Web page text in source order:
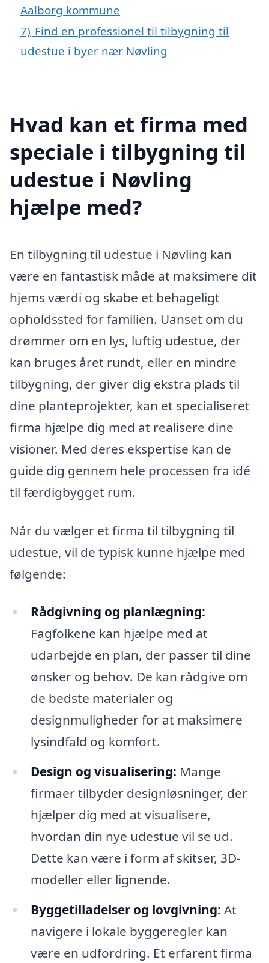
Aalborg kommune
7) Find en professionel til tilbygning til
udestue i byer nær Nøvling
Hvad kan et firma med
speciale i tilbygning til
udestue i Nøvling
hjælpe med?
En tilbygning til udestue i Nøvling kan
være en fantastisk måde at maksimere dit
hjems værdi og skabe et behageligt
opholdssted for familien. Uanset om du
drømmer om en lys, luftig udestue, der
kan bruges året rundt, eller en mindre
tilbygning, der giver dig ekstra plads til
dine planteprojekter, kan et specialiseret
firma hjælpe dig med at realisere dine
visioner. Med deres ekspertise kan de
guide dig gennem hele processen fra idé
til færdigbygget rum.
Når du vælger et firma til tilbygning til
udestue, vil de typisk kunne hjælpe med
følgende:
Rådgivning og planlægning:
Fagfolkene kan hjælpe med at
udarbejde en plan, der passer til dine
ønsker og behov. De kan rådgive om
de bedste materialer og
designmuligheder for at maksimere
lysindfald og komfort.
Design og visualisering: Mange
firmaer tilbyder designløsninger, der
hjælper dig med at visualisere,
hvordan din nye udestue vil se ud.
Dette kan være i form af skitser, 3D-
modeller eller lignende.
Byggetilladelser og lovgivning: At
navigere i lokale byggeregler kan
være en udfordring. Et erfarent firma